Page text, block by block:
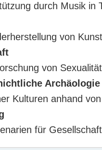
durch Musik in
von
von
Archäologie
Kulturen anhand
für